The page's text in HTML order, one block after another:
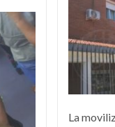
La